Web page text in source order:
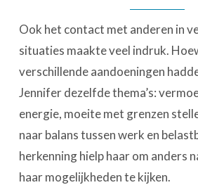
Ook het contact met anderen in
situaties maakte veel indruk.
verschillende aandoeningen
Jennifer dezelfde thema’s:
energie, moeite met grenzen
naar balans tussen werk en
herkenning hielp haar om anders
haar mogelijkheden te kijken.